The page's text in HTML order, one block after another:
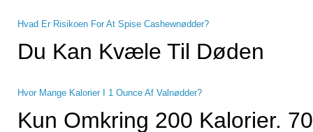
Hvad Er Risikoen For At Spise Cashewnødder?
Du Kan Kvæle Til Døden
Hvor Mange Kalorier I 1 Ounce Af Valnødder?
Kun Omkring 200 Kalorier.